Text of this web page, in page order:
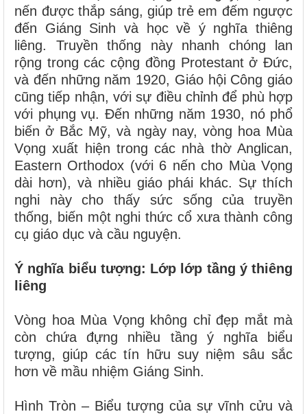
nến được thắp sáng, giúp trẻ em đếm ngược
đến Giáng Sinh và học về ý nghĩa thiêng
liêng. Truyền thống này nhanh chóng lan
rộng trong các cộng đồng Protestant ở Đức,
và đến những năm 1920, Giáo hội Công giáo
cũng tiếp nhận, với sự điều chỉnh để phù hợp
với phụng vụ. Đến những năm 1930, nó phổ
biến ở Bắc Mỹ, và ngày nay, vòng hoa Mùa
Vọng xuất hiện trong các nhà thờ Anglican,
Eastern Orthodox (với 6 nến cho Mùa Vọng
dài hơn), và nhiều giáo phái khác. Sự thích
nghi này cho thấy sức sống của truyền
thống, biến một nghi thức cổ xưa thành công
cụ giáo dục và cầu nguyện.
Ý nghĩa biểu tượng: Lớp lớp tầng ý thiêng
liêng
Vòng hoa Mùa Vọng không chỉ đẹp mắt mà
còn chứa đựng nhiều tầng ý nghĩa biểu
tượng, giúp các tín hữu suy niệm sâu sắc
hơn về mầu nhiệm Giáng Sinh.
Hình Tròn – Biểu tượng của sự vĩnh cửu và